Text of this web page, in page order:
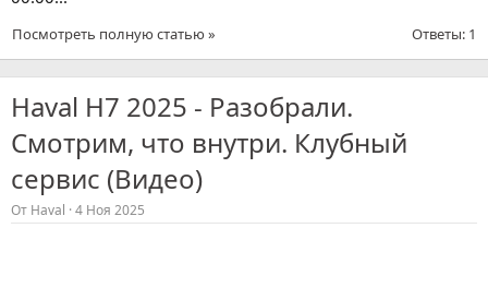
Ответы: 1
Посмотреть полную статью »
Haval H7 2025 - Разобрали.
Смотрим, что внутри. Клубный
сервис (Видео)
От Haval 4 Ноя 2025